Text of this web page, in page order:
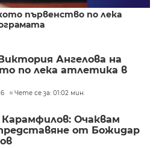
първенство по лека
Ангелова на
по лека атлетика в
Чете се за: 01:02 мин.
Очаквам
от Божидар